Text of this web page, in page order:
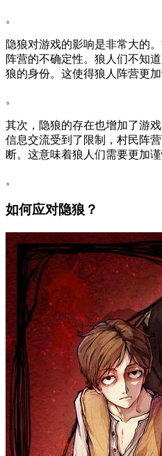
。
隐狼对游戏的影响是非常大的
阵营的不确定性。狼人们不知
狼的身份。这使得狼人阵营更
。
其次，隐狼的存在也增加了游
信息交流受到了限制，村民阵
断。这意味着狼人们需要更加
。
如何应对隐狼？